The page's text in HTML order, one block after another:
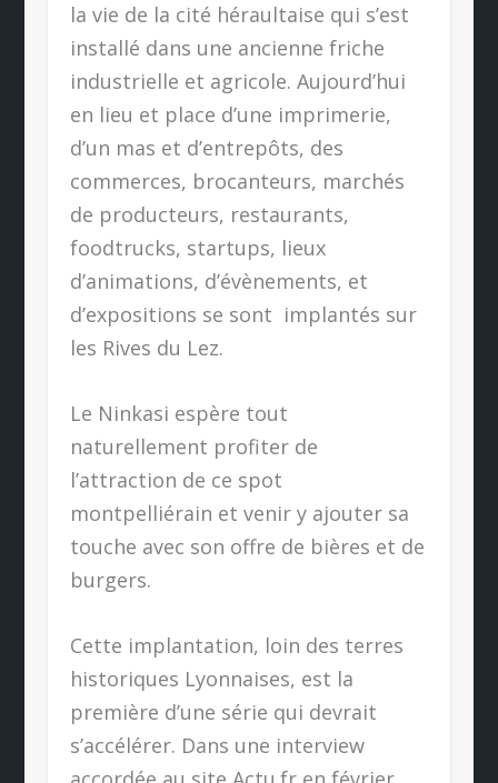
la vie de la cité héraultaise qui s’est
installé dans une ancienne friche
industrielle et agricole. Aujourd’hui
en lieu et place d’une imprimerie,
d’un mas et d’entrepôts, des
commerces, brocanteurs, marchés
de producteurs, restaurants,
foodtrucks, startups, lieux
d’animations, d’évènements, et
d’expositions se sont implantés sur
les Rives du Lez.
Le Ninkasi espère tout
naturellement profiter de
l’attraction de ce spot
montpelliérain et venir y ajouter sa
touche avec son offre de bières et de
burgers.
Cette implantation, loin des terres
historiques Lyonnaises, est la
première d’une série qui devrait
s’accélérer. Dans une interview